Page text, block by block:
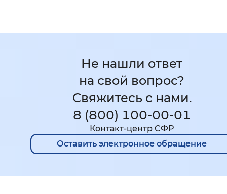
Не нашли ответ
на свой вопрос?
Свяжитесь с нами.
8 (800) 100-00-01
Контакт-центр CФР
Оставить электронное обращение